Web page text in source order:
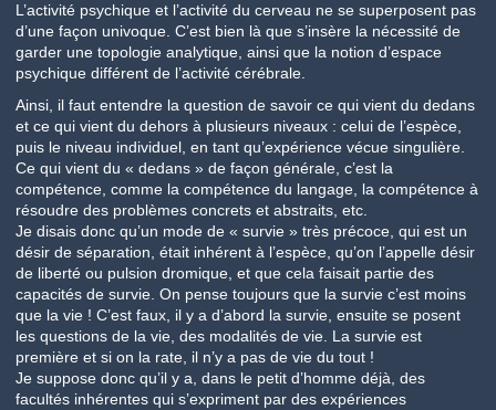
L’activité psychique et l’activité du cerveau ne se superposent pas
d’une façon univoque. C’est bien là que s’insère la nécessité de
garder une topologie analytique, ainsi que la notion d’espace
psychique différent de l’activité cérébrale.
Ainsi, il faut entendre la question de savoir ce qui vient du dedans
et ce qui vient du dehors à plusieurs niveaux : celui de l’espèce,
puis le niveau individuel, en tant qu’expérience vécue singulière.
Ce qui vient du « dedans » de façon générale, c’est la
compétence, comme la compétence du langage, la compétence à
résoudre des problèmes concrets et abstraits, etc.
Je disais donc qu’un mode de « survie » très précoce, qui est un
désir de séparation, était inhérent à l’espèce, qu’on l’appelle désir
de liberté ou pulsion dromique, et que cela faisait partie des
capacités de survie. On pense toujours que la survie c’est moins
que la vie ! C’est faux, il y a d’abord la survie, ensuite se posent
les questions de la vie, des modalités de vie. La survie est
première et si on la rate, il n’y a pas de vie du tout !
Je suppose donc qu’il y a, dans le petit d’homme déjà, des
facultés inhérentes qui s’expriment par des expériences